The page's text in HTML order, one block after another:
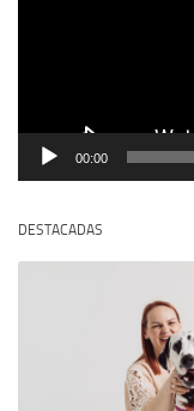
00:00
DESTACADAS